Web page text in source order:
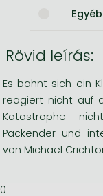
Rövid leírás:
Es bahnt sich ein
reagiert nicht auf
Katastrophe
Packender und
von Michael
0